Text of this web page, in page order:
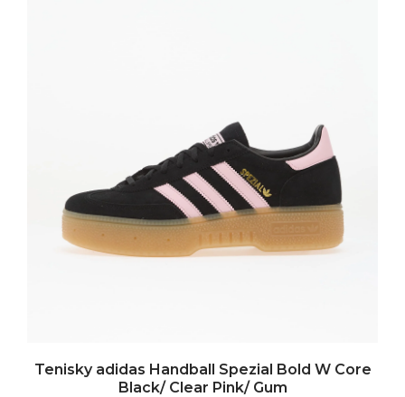
Tenisky adidas Handball Spezial Bold W Core
Black/ Clear Pink/ Gum